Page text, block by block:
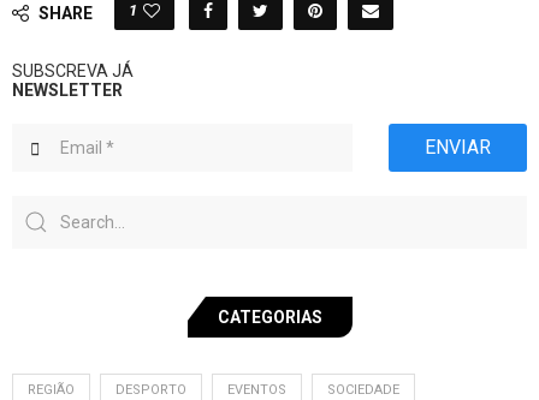
SHARE 1
SUBSCREVA JÁ
NEWSLETTER
ENVIAR
CATEGORIAS
REGIÃO DESPORTO EVENTOS SOCIEDADE